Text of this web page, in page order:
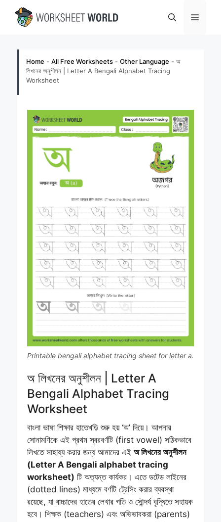
content
Menu
Home - All Free Worksheets - Other Language - অ
লিখনের অনুশীলন | Letter A Bengali Alphabet Tracing
Worksheet
Printable bengali alphabet tracing sheet for letter a.
অ লিখনের অনুশীলন | Letter A
Bengali Alphabet Tracing
Worksheet
বাংলা ভাষা শিক্ষার হাতেখড়ি শুরু হয় ‘অ’ দিয়ে। আপনার
সোনামণিকে এই প্রথম স্বরবর্ণটি (first vowel) সঠিকভাবে
লিখতে সাহায্য করার জন্য আমাদের এই অ লিখনের অনুশীলন
(Letter A Bengali alphabet tracing
worksheet) টি অত্যন্ত কার্যকর। এতে ডটেড লাইনের
(dotted lines) মাধ্যমে বর্ণটি ট্রেসিং করার ব্যবস্থা
রয়েছে, যা বাচ্চাদের হাতের লেখার গতি ও সৌন্দর্য বৃদ্ধিতে সহায়ক
হবে। শিক্ষক (teachers) এবং অভিভাবকরা (parents)